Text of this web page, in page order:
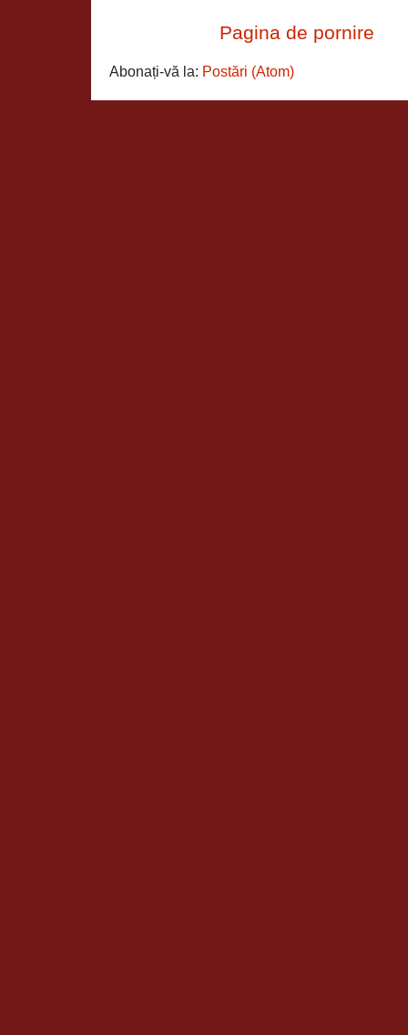
Pagina de pornire
Abonați-vă la: Postări (Atom)